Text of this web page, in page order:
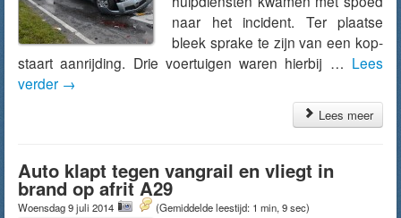
naar het incident. Ter plaatse
bleek sprake te zijn van een kop-
staart aanrijding. Drie voertuigen waren hierbij … Lees
verder →
Lees meer
Auto klapt tegen vangrail en vliegt in
brand op afrit A29
Woensdag 9 juli 2014 (Gemiddelde leestijd: 1 min, 9 sec)